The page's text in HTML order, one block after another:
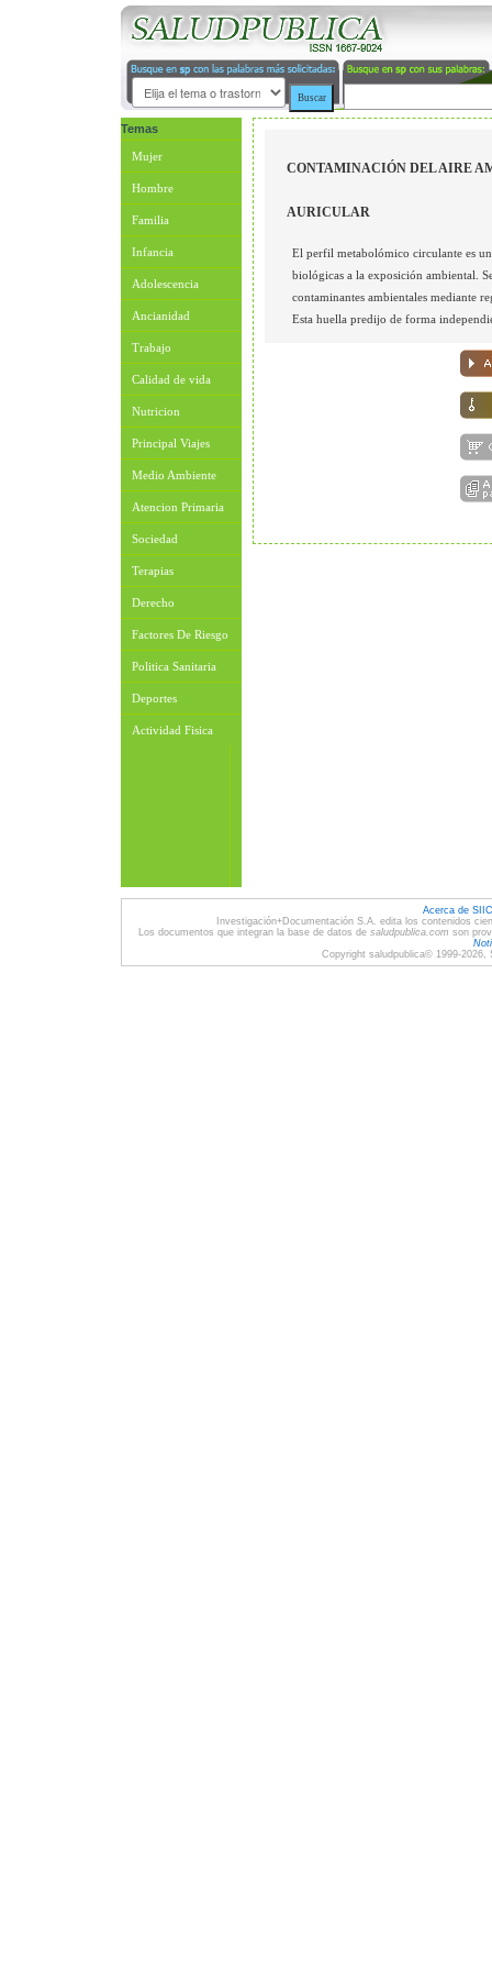
Temas
Mujer
Hombre
Familia
Infancia
Adolescencia
Ancianidad
Trabajo
Calidad de vida
Nutricion
Principal Viajes
Medio Ambiente
Atencion Primaria
Sociedad
Terapias
Derecho
Factores De Riesgo
Politica Sanitaria
Deportes
Actividad Fisica
CONTAMINACIÓN DEL AIRE
AURICULAR
El perfil metabolómico circulante es
biológicas a la exposición ambiental.
contaminantes ambientales mediante
Esta huella predijo de forma
Acerca de
Investigación+Documentación S.A. edita los contenidos
Los documentos que integran la base de datos de saludpublica.com son
Copyright saludpublica© 1999-